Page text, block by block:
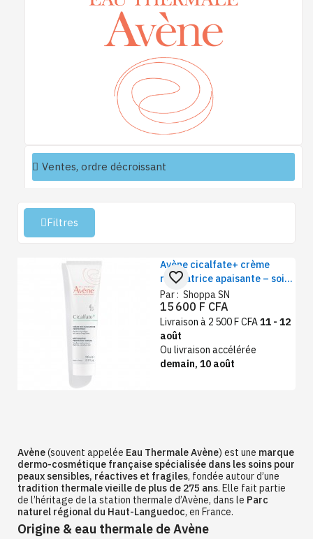
Filtres
Avène cicalfate+ crème
réparatrice apaisante – soin
protecteur peaux irritées 100
ml
Par : Shoppa SN
favorite_border
15 600 F CFA
Livraison à 2 500 F CFA11 - 12
août
Ou livraison accélérée
demain, 10 août
Avène(souvent appelée Eau Thermale Avène) est une marque
dermo-cosmétique française spécialisée dans les soins pour
peaux sensibles, réactives et fragiles, fondée autour d’une
tradition thermale vieille de plus de 275 ans. Elle fait partie
de l’héritage de la station thermale d’Avène, dans le Parc
naturel régional du Haut-Languedoc, en France.
Origine & eau thermale de Avène